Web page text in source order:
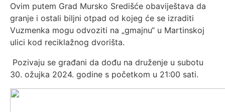
Ovim putem Grad Mursko Središće obaviještava da
granje i ostali biljni otpad od kojeg će se izraditi
Vuzmenka mogu odvoziti na „gmajnu“ u Martinskoj
ulici kod reciklažnog dvorišta.
Pozivaju se građani da dođu na druženje u subotu
30. ožujka 2024. godine s početkom u 21:00 sati.